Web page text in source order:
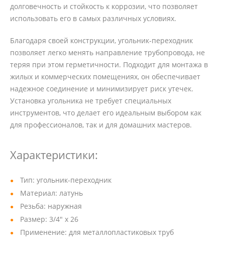
долговечность и стойкость к коррозии, что позволяет
использовать его в самых различных условиях.
Благодаря своей конструкции, угольник-переходник
позволяет легко менять направление трубопровода, не
теряя при этом герметичности. Подходит для монтажа в
жилых и коммерческих помещениях, он обеспечивает
надежное соединение и минимизирует риск утечек.
Установка угольника не требует специальных
инструментов, что делает его идеальным выбором как
для профессионалов, так и для домашних мастеров.
Характеристики:
Тип: угольник-переходник
Материал: латунь
Резьба: наружная
Размер: 3/4" х 26
Применение: для металлопластиковых труб